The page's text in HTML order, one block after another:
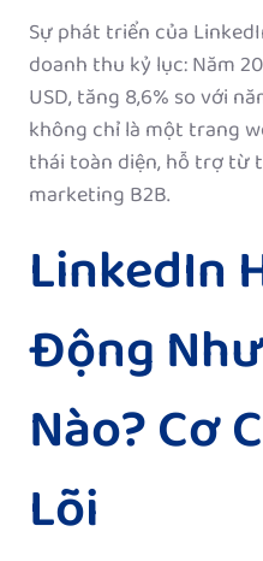
Sự phát triển của
doanh thu kỷ lục: Năm
USD, tăng 8,6% so với
không chỉ là một trang
thái toàn diện, hỗ trợ từ
marketing B2B.
LinkedIn
Động
Nào? Cơ
Lõi